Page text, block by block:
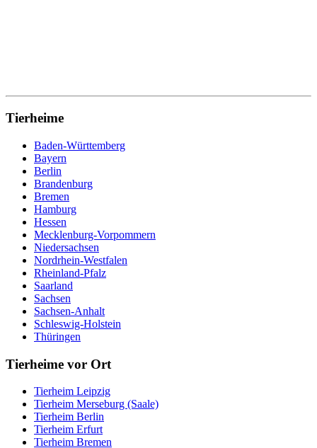
Tierheime
Baden-Württemberg
Bayern
Berlin
Brandenburg
Bremen
Hamburg
Hessen
Mecklenburg-Vorpommern
Niedersachsen
Nordrhein-Westfalen
Rheinland-Pfalz
Saarland
Sachsen
Sachsen-Anhalt
Schleswig-Holstein
Thüringen
Tierheime vor Ort
Tierheim Leipzig
Tierheim Merseburg (Saale)
Tierheim Berlin
Tierheim Erfurt
Tierheim Bremen